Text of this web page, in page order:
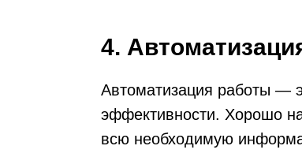
4.
Автоматизация работы —
эффективности. Хорошо
всю необходимую